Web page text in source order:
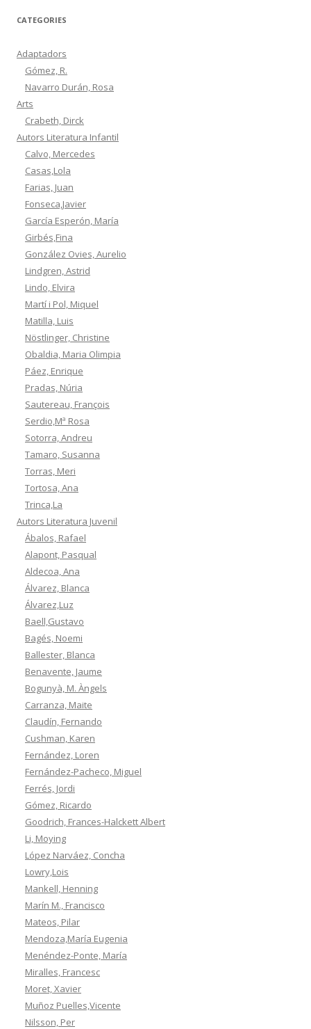
CATEGORIES
Adaptadors
Gómez, R.
Navarro Durán, Rosa
Arts
Crabeth, Dirck
Autors Literatura Infantil
Calvo, Mercedes
Casas,Lola
Farias, Juan
Fonseca,Javier
García Esperón, María
Girbés,Fina
González Ovies, Aurelio
Lindgren, Astrid
Lindo, Elvira
Martí i Pol, Miquel
Matilla, Luis
Nöstlinger, Christine
Obaldia, Maria Olimpia
Páez, Enrique
Pradas, Núria
Sautereau, François
Serdio,Mª Rosa
Sotorra, Andreu
Tamaro, Susanna
Torras, Meri
Tortosa, Ana
Trinca,La
Autors Literatura Juvenil
Ábalos, Rafael
Alapont, Pasqual
Aldecoa, Ana
Álvarez, Blanca
Álvarez,Luz
Baell,Gustavo
Bagés, Noemi
Ballester, Blanca
Benavente, Jaume
Bogunyà, M. Àngels
Carranza, Maite
Claudín, Fernando
Cushman, Karen
Fernández, Loren
Fernández-Pacheco, Miguel
Ferrés, Jordi
Gómez, Ricardo
Goodrich, Frances-Halckett Albert
Li, Moying
López Narváez, Concha
Lowry,Lois
Mankell, Henning
Marín M., Francisco
Mateos, Pilar
Mendoza,María Eugenia
Menéndez-Ponte, María
Miralles, Francesc
Moret, Xavier
Muñoz Puelles,Vicente
Nilsson, Per